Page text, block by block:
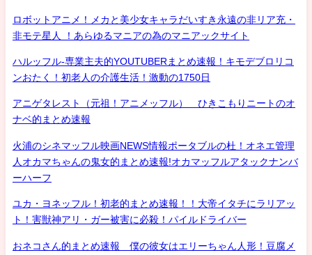
ロボットアニメ！メカと美少女キャラだいすき永遠の非リア充・
非モテ星人 ！あらゆるマニアの為のマニアックサイト
ハルッフル-専業主夫的YOUTUBERまとめ速報！キモデブロリコ
ンおたく！初老人の介護生活！激動の1750日
アニゲタレスト（元祖！アニメッフル） ひきこもりニートのオ
ナベ的まとめ速報
火浦のシネマッフル映画NEWS情報ポータブルの杜！オネエ管理
人オカマちゃんの鬼女的まとめ速報!オカマッフルアタックナンバ
ーハーフ
ユカ・ヨネッフル！初老的まとめ速報！！大帝イタチにラリアッ
ト！害獣神アリ・ガー被害に必殺！パイルドライバー
おネコさん的まとめ速報 僕の彼女はエリーちゃん人形！豆腐メ